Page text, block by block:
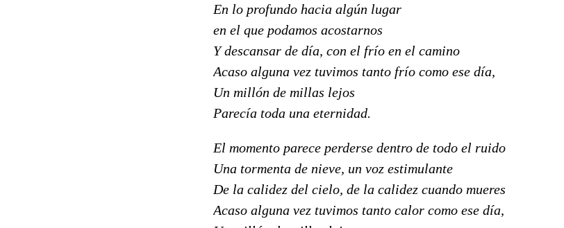
En lo profundo hacia algún lugar
en el que podamos acostarnos
Y descansar de día, con el frío en el camino
Acaso alguna vez tuvimos tanto frío como ese día,
Un millón de millas lejos
Parecía toda una eternidad.
El momento parece perderse dentro de todo el ruido
Una tormenta de nieve, un voz estimulante
De la calidez del cielo, de la calidez cuando mueres
Acaso alguna vez tuvimos tanto calor como ese día,